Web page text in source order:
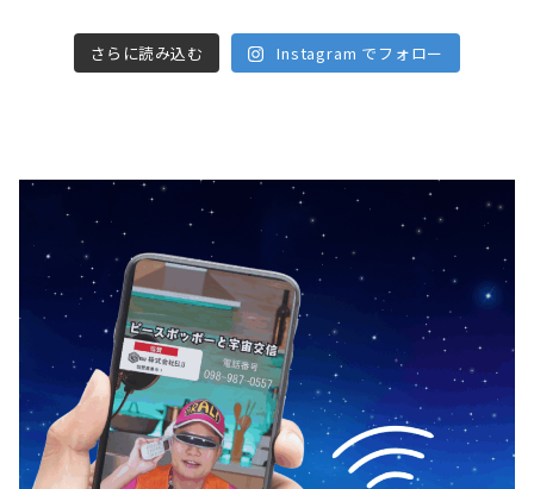
さらに読み込む Instagram でフォロー